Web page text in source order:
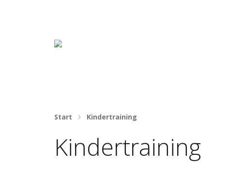
Häng nicht rum. Mach was draus!
Start Kindertraining
Kindertraining